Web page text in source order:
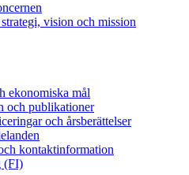
vision och mission
ekonomiska mål
och publikationer
och årsberättelser
kontaktinformation
(FI)